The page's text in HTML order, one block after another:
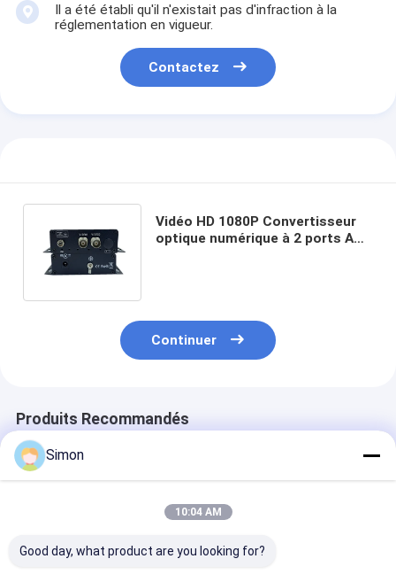
Il a été établi qu'il n'existait pas d'infraction à la
réglementation en vigueur.
Contactez
Vidéo HD 1080P Convertisseur
optique numérique à 2 ports AHD
Continuer
Produits Recommandés
Simon
10:04 AM
Good day, what product are you looking for?